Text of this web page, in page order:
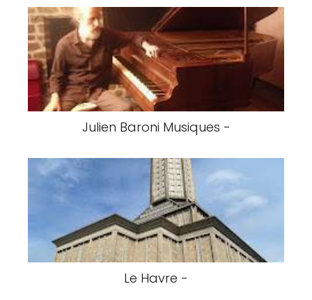
Julien Baroni Musiques -
Le Havre -